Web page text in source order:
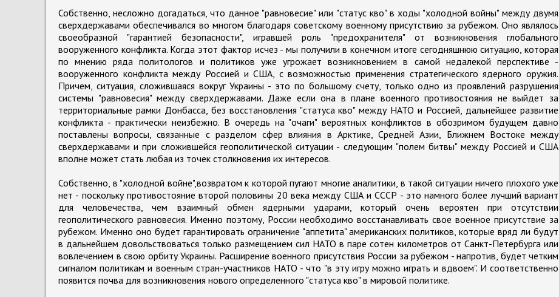
Собственно, несложно догадаться, что данное "равновесие" или "статус кво" в ходы "холодной войны" между двумя
сверхдержавами обеспечивался во многом благодаря советскому военному присутствию за рубежом. Оно являлось
своеобразной "гарантией безопасности", игравшей роль "предохранителя" от возникновения глобального
вооруженного конфликта. Когда этот фактор исчез - мы получили в конечном итоге сегодняшнюю ситуацию, которая
по мнению ряда политологов и политиков уже угрожает возникновением в самой недалекой перспективе -
вооруженного конфликта между Россией и США, с возможностью применения стратегического ядерного оружия.
Причем, ситуация, сложившаяся вокруг Украины - это по большому счету, только одно из проявлений разрушения
системы "равновесия" между сверхдержавами. Даже если она в плане военного противостояния не выйдет за
территориальные рамки Донбасса, без восстановления "статуса кво" между НАТО и Россией, дальнейшее развитие
конфликта - практически неизбежно. В очередь на "очаги" вероятных конфликтов в обозримом будущем давно
поставлены вопросы, связанные с разделом сфер влияния в Арктике, Средней Азии, Ближнем Востоке между
сверхдержавами и при сложившейся геополитической ситуации - следующим "полем битвы" между Россией и США
вполне может стать любая из точек столкновения их интересов.
Собственно, в "холодной войне",возвратом к которой пугают многие аналитики, в такой ситуации ничего плохого уже
нет - поскольку противостояние второй половины 20 века между США и СССР - это намного более лучший вариант
для человечества, чем взаимный обмен ядерными ударами, который очень вероятен при отсутствии
геополитического равновесия. Именно поэтому, России необходимо восстанавливать свое военное присутствие за
рубежом. Именно оно будет гарантировать ограничение "аппетита" американских политиков, которые вряд ли будут
в дальнейшем довольствоваться только размещением сил НАТО в паре сотен километров от Санкт-Петербурга или
вовлечением в свою орбиту Украины. Расширение военного присутствия России за рубежом - напротив, будет четким
сигналом политикам и военным стран-участников НАТО - что "в эту игру можно играть и вдвоем". И соответственно
появится почва для возникновения нового определенного "статуса кво" в мировой политике.